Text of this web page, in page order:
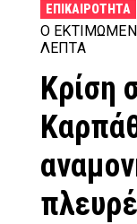
ΕΠΙΚΑΙΡΌΤΗΤΑ
Ο
ΛΕΠΤΆ
Κρίση